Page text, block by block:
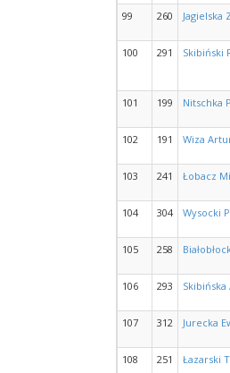
99 260 Jagielska
100 291 Skibiński
101 199 Nitschka
102 191 Wiza
103 241 Łobacz
104 304 Wysocki
105 258
106 293 Skibińska
107 312 Jurecka
108 251 Łazarski